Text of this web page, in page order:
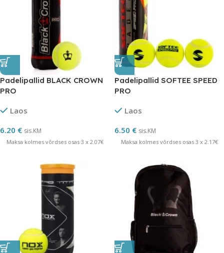
Padelipallid BLACK CROWN
PRO
Laos
6.20 € sis.KM
Maksa kolmes võrdses osas 3 x 2.07€
Padelipallid SOFTEE SPEED
PRO
Laos
6.50 € sis.KM
Maksa kolmes võrdses osas 3 x 2.17€